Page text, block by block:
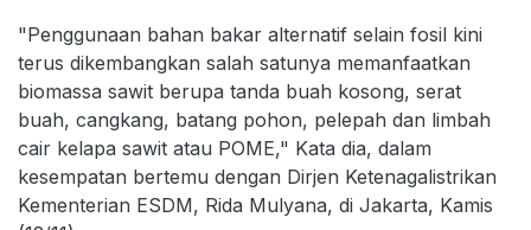
"Penggunaan bahan bakar alternatif selain fosil kini
terus dikembangkan salah satunya memanfaatkan
biomassa sawit berupa tanda buah kosong, serat
buah, cangkang, batang pohon, pelepah dan limbah
cair kelapa sawit atau POME," Kata dia, dalam
kesempatan bertemu dengan Dirjen Ketenagalistrikan
Kementerian ESDM, Rida Mulyana, di Jakarta, Kamis